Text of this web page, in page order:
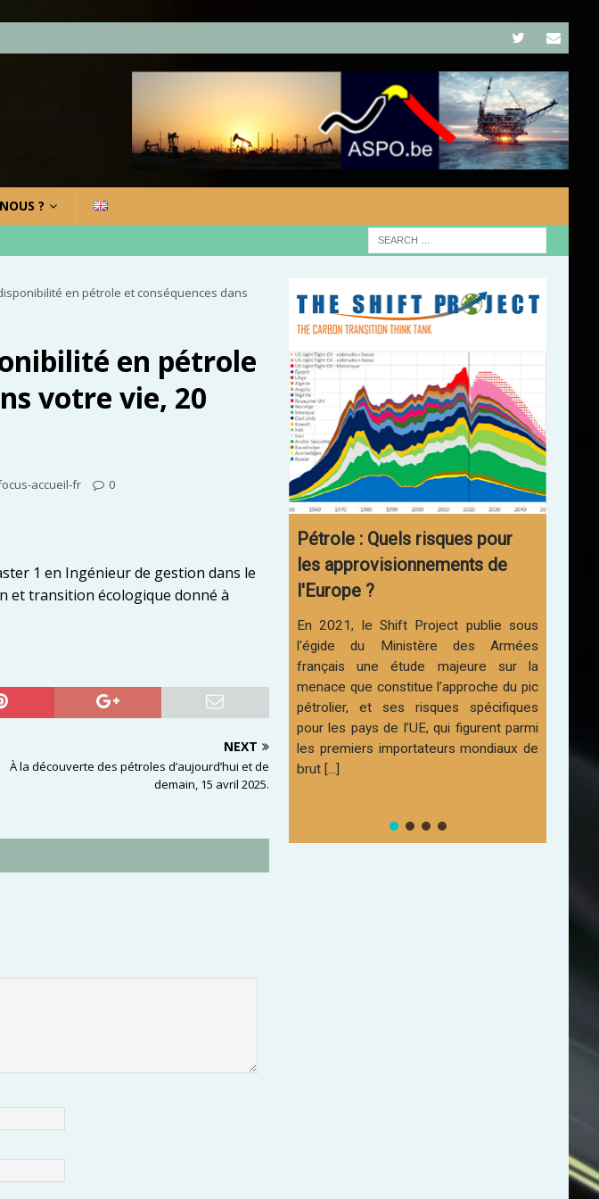
?
en pétrole et conséquences dans
en pétrole
votre vie, 20
accueil-fr 0
1 en Ingénieur de gestion dans le
et transition écologique donné à
NEXT
À la découverte des pétroles d’aujourd’hui et de
demain, 15 avril 2025.
Pétrole : Quels risques pour
les approvisionnements de
l'Europe ?
En 2021, le Shift Project publie sous
l'égide du Ministère des Armées
français une étude majeure sur la
menace que constitue l’approche du pic
pétrolier, et ses risques spécifiques
pour les pays de l’UE, qui figurent parmi
les premiers importateurs mondiaux de
brut [...]